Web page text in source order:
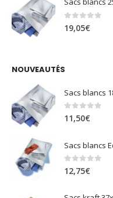
0sur 5
19,05€
NOUVEAUTÉS
Sacs blancs
0 sur 5
11,50€
Sacs blancs
0sur 5
12,75€